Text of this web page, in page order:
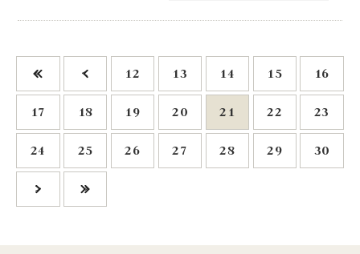
« < 12 13 14 15 16
17 18 19 20 21 22 23
24 25 26 27 28 29 30
> »